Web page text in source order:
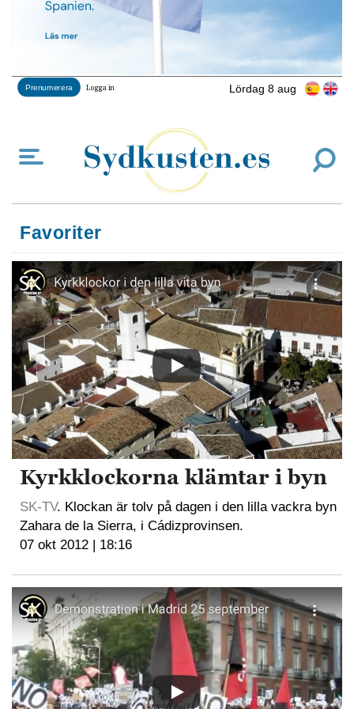
Lördag 8 aug
Prenumerera Logga in
Favoriter
Kyrkklockorna klämtar i byn
SK-TV. Klockan är tolv på dagen i den lilla vackra byn
Zahara de la Sierra, i Cádizprovinsen.
07 okt 2012 | 18:16